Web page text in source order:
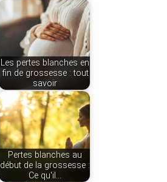
Les pertes blanches en
fin de grossesse : tout
savoir
Pertes blanches au
début de la grossesse :
Ce qu'il…